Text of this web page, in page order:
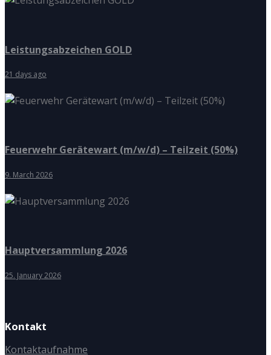
Leistungsabzeichen GOLD
21 days ago
Feuerwehr Gerätewart (m/w/d) – Teilzeit (50%)
9. March 2026
Hauptversammlung 2026
25. January 2026
Kontakt
Kontaktaufnahme